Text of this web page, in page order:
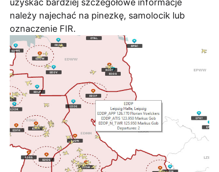
uzyskać bardziej szczegółowe informacje
należy najechać na pinezkę, samolocik lub
oznaczenie FIR.